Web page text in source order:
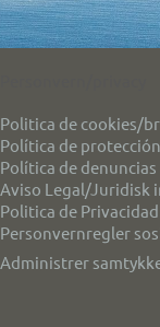
Politica de cookies/
Política de
Política de
Aviso Legal/Juridisk
Politica de
Personvernregler
Administrer